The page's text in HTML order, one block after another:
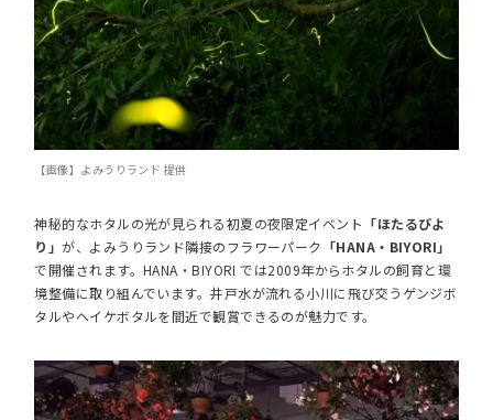
【画像】よみうりランド 提供
神秘的なホタルの光が見られる初夏の夜限定イベント 「ほたるびよ
り」が、よみうりランド隣接のフラワーパーク 「HANA・BIYORI」
で開催されます。HANA・BIYORI では2009年からホタルの飼育と環
境整備に取り組んでいます。井戸水が流れる小川に飛び交うゲンジボ
タルやヘイケボタルを間近で観賞できるのが魅力です。